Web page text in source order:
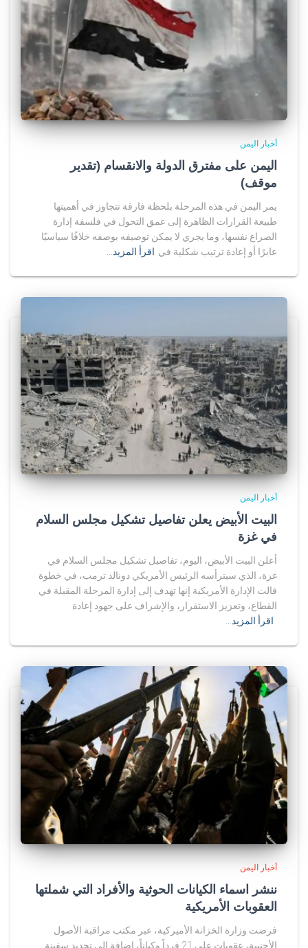
أخبار اليمن
اليمن على مفترق الدولة والانقسام (تقدير
موقف)
يمر اليمن في هذه المرحلة بلحظة فارقة تتجاوز في أهميتها
طبيعة القرارات الظاهرة إلى عمق التحول في فلسفة إدارة
الصراع نفسها، وما يجري لا يمكن توصيفه بوصفه خلافًا سياسيًا
عابرًا أو إعادة ترتيب شكلية في اقرأ المزيد…
أخبار اليمن
البيت الأبيض يعلن تفاصيل تشكيل مجلس السلام
في غزة
أعلن البيت الأبيض، اليوم، تفاصيل تشكيل مجلس السلام في
غزة، الذي سيترأسه الرئيس الأمريكي دونالد ترمب، في خطوة
قالت الإدارة الأمريكية إنها تهدف إلى إدارة المرحلة المقبلة في
القطاع، وتعزيز الاستقرار، والإشراف على جهود إعادة
اقرأ المزيد…
أخبار اليمن
ننشر اسماء الكيانات الحوثية والأفراد التي شملتها
العقوبات الأمريكية
فرضت وزارة الخزانة الأميركية، عبر مكتب مراقبة الأصول
الأجنبية، عقوبات على 21 فرداً وكياناً، إضافة إلى تحديد سفينة